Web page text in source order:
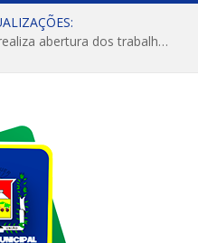
Câmara Municipal de Alenquer realiza abertura dos trabalhos do 4º Período Legislativo